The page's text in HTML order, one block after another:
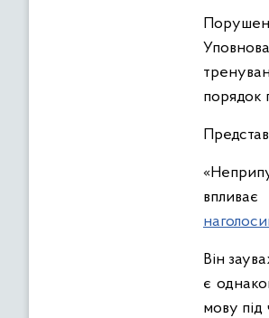
порядок
Він
є
мову під